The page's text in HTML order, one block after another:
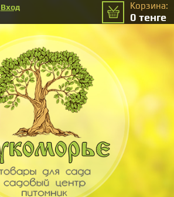
Корзина:
0 тенге
Вход